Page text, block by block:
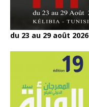
du 23 au 29 août 2026